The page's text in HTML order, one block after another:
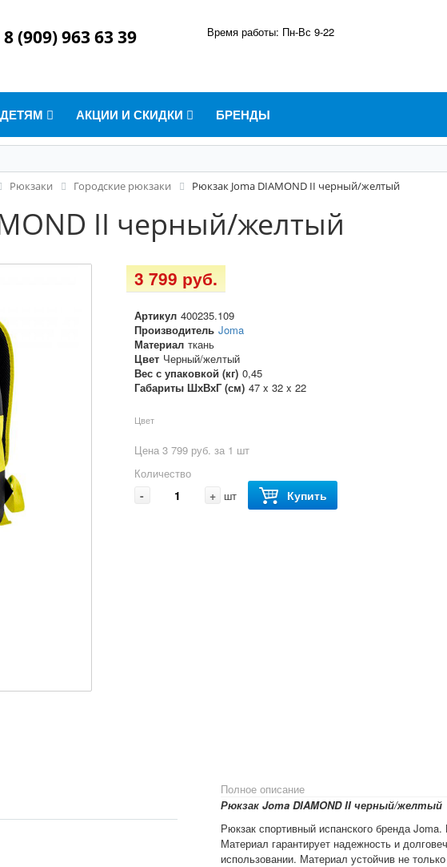
8 (909) 963 63 39 Время работы: Пн-Вс 9-22
ДЕТЯМ АКЦИИ И СКИДКИ БРЕНДЫ
Рюкзаки Городские рюкзаки Рюкзак Joma DIAMOND II черный/желтый
II черный/желтый
3 799 руб.
Артикул 400235.109
Производитель Joma
Материал ткань
Цвет Черный/желтый
Вес с упаковкой (кг) 0,45
Габариты ШхВхГ (см) 47 x 32 x 22
Цвет
Цена 3 799 руб. за 1 шт
Количество
- + шт Купить
Полное описание
Рюкзак Joma DIAMOND II черный/желтый
Рюкзак спортивный испанского бренда
Материал гарантирует надежность и
использовании. Материал устойчив не